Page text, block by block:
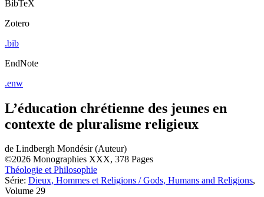
L’éducation chrétienne des jeunes en
contexte de pluralisme religieux
deLindbergh Mondésir (Auteur)
©2026 Monographies XXX, 378 Pages
Théologie et Philosophie
Série:Dieux, Hommes et Religions / Gods, Humans and Religions